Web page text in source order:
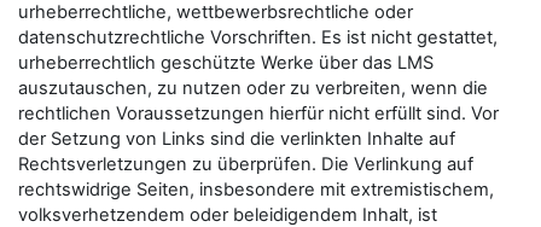
urheberrechtliche, wettbewerbsrechtliche oder
datenschutzrechtliche Vorschriften. Es ist nicht gestattet,
urheberrechtlich geschützte Werke über das LMS
auszutauschen, zu nutzen oder zu verbreiten, wenn die
rechtlichen Voraussetzungen hierfür nicht erfüllt sind. Vor
der Setzung von Links sind die verlinkten Inhalte auf
Rechtsverletzungen zu überprüfen. Die Verlinkung auf
rechtswidrige Seiten, insbesondere mit extremistischem,
volksverhetzendem oder beleidigendem Inhalt, ist